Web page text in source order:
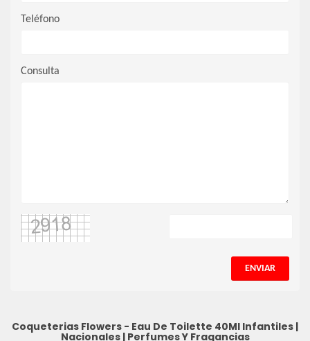
Teléfono
Consulta
ENVIAR
Coqueterias Flowers - Eau De Toilette 40Ml Infantiles |
Nacionales| Perfumes Y Fragancias